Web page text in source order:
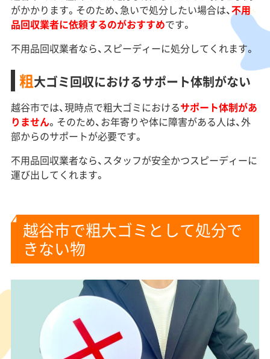
がかかります。そのため、急いで処分したい場合は、不用
品回収業者に依頼するのがおすすめです。
不用品回収業者なら、スピーディーに処分してくれます。
粗大ゴミ回収におけるサポート体制がない
越谷市では、現時点で粗大ゴミにおけるサポート体制があ
りません。そのため、お年寄りや体に障害がある人は、外
部からのサポートが必要です。
不用品回収業者なら、スタッフが安全かつスピーディーに
運び出してくれます。
越谷市で粗大ゴミとして処分で
きない物